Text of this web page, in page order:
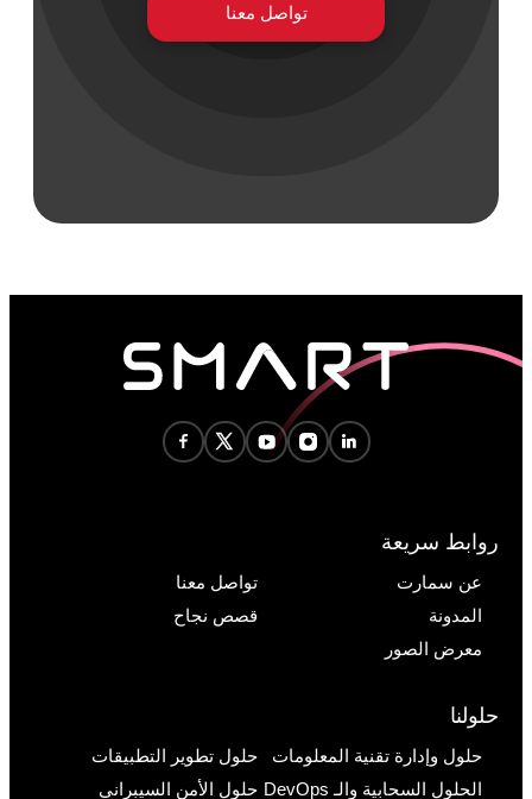
تواصل معنا
روابط سريعة
عن سمارت
تواصل معنا
المدونة
قصص نجاح
معرض الصور
حلولنا
حلول وإدارة تقنية المعلومات
حلول تطوير التطبيقات
الحلول السحابية والـ DevOps
حلول الأمن السيبراني